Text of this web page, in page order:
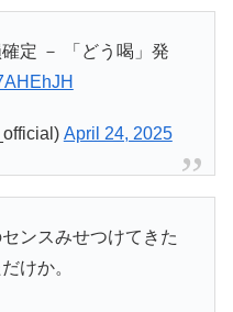
定 － 「どう喝」発
April 24, 2025
ンスみせつけてきた
けか。